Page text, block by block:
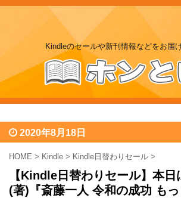
Kindleのセールや新刊情報などをお届
2020年8月18日
HOME > Kindle > Kindle日替わりセール >
【Kindle日替わりセール】本日
(著)『斎藤一人 令和の成功 も